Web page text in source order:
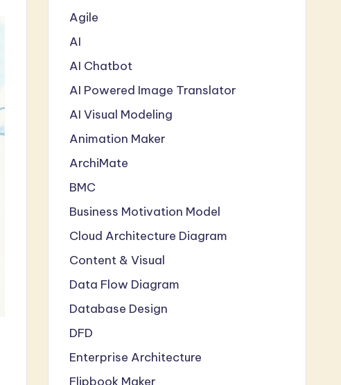
Agile
AI
AI Chatbot
AI Powered Image Translator
AI Visual Modeling
Animation Maker
ArchiMate
BMC
Business Motivation Model
Cloud Architecture Diagram
Content & Visual
Data Flow Diagram
Database Design
DFD
Enterprise Architecture
Flipbook Maker